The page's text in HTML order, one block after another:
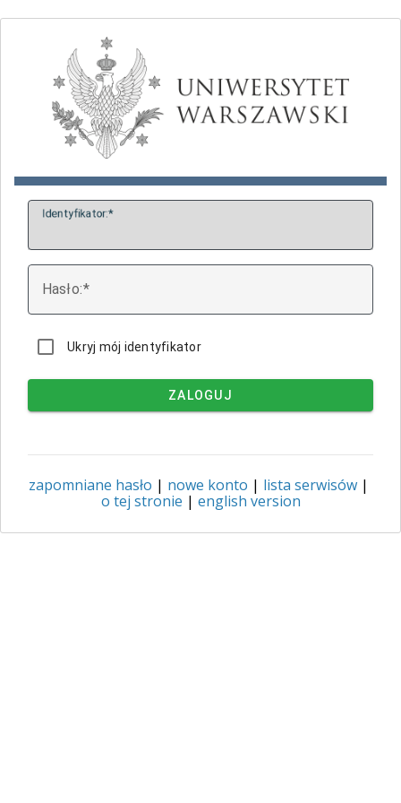
Identyfikator:
Hasło:
Ukryj mój identyfikator
ZALOGUJ
zapomniane hasło | nowe konto | lista serwisów |
o tej stronie | english version